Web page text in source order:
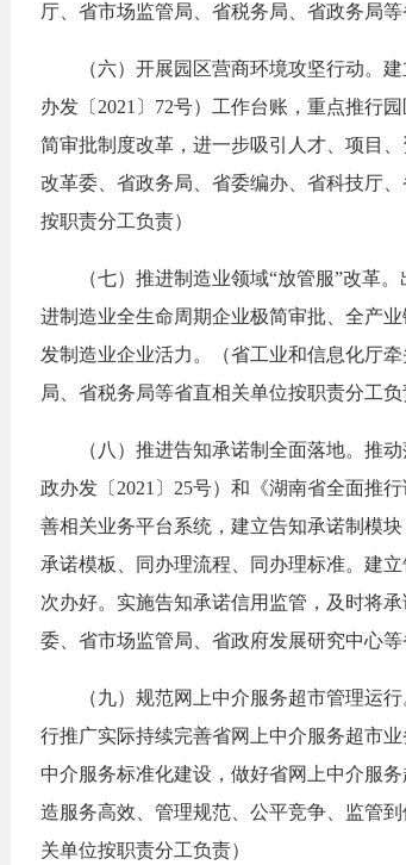
厅、省市场监管局、省税务局、省政务局
（六）开展园区营商环境攻坚行动。建
办发〔2021〕72号）工作台账，重点推行
简审批制度改革，进一步吸引人才、项目
改革委、省政务局、省委编办、省科技厅
按职责分工负责）
（七）推进制造业领域“放管服”改革。
进制造业全生命周期企业极简审批、全产
发制造业企业活力。（省工业和信息化厅
局、省税务局等省直相关单位按职责分工负
（八）推进告知承诺制全面落地。推动
政办发〔2021〕25号）和《湖南省全面推
善相关业务平台系统，建立告知承诺制模
承诺模板、同办理流程、同办理标准。建
次办好。实施告知承诺信用监管，及时将
委、省市场监管局、省政府发展研究中心
（九）规范网上中介服务超市管理运行
行推广实际持续完善省网上中介服务超市
中介服务标准化建设，做好省网上中介服
造服务高效、管理规范、公平竞争、监管
关单位按职责分工负责）